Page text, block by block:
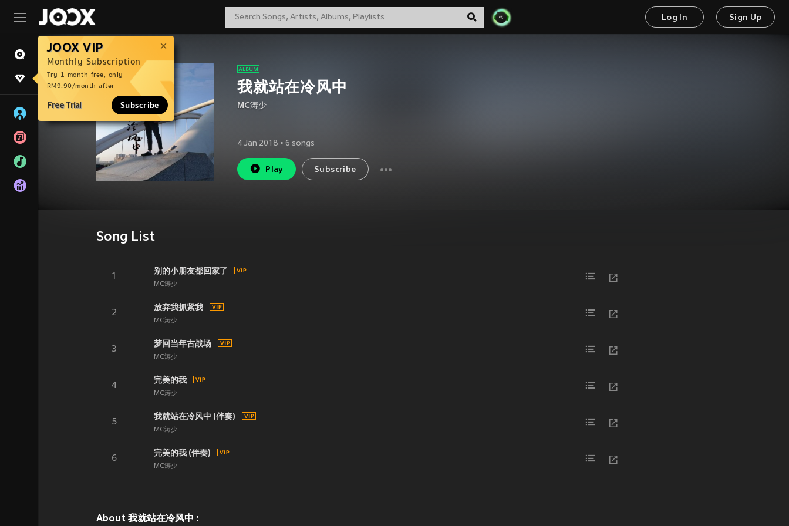
Log In Sign Up
JOOX VIP
Monthly Subscription
Try 1 month free, only
RM9.90/month after
Free Trial Subscribe
我就站在冷风中
MC涛少
4 Jan 2018 • 6 songs
Play Subscribe
Song List
1
别的小朋友都回家了
MC涛少
2
放弃我抓紧我
MC涛少
3
梦回当年古战场
MC涛少
4
完美的我
MC涛少
5
我就站在冷风中 (伴奏)
MC涛少
6
完美的我 (伴奏)
MC涛少
About 我就站在冷风中 :